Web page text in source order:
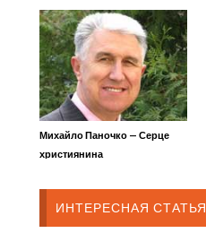
Михайло Паночко — Серце
християнина
ИНТЕРЕСНАЯ СТАТЬЯ